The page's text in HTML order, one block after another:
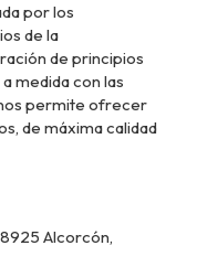
por los
de la
de principios
medida con las
permite ofrecer
de máxima calidad
Alcorcón,